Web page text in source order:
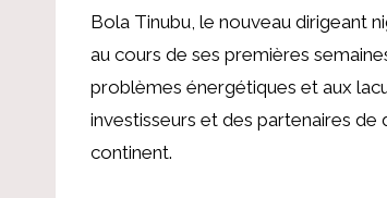
Bola Tinubu, le nouveau dirigeant
au cours de ses premières
problèmes énergétiques et aux
investisseurs et des partenaires
continent.